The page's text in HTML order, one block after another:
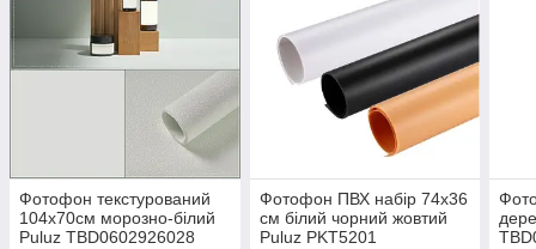
Фотофон текстурований
104x70см морозно-білий
Puluz TBD0602926028
Фотофон ПВХ набір 74x36
см білий чорний жовтий
Puluz PKT5201